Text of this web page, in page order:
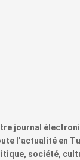
journal
l’actualité en
société,